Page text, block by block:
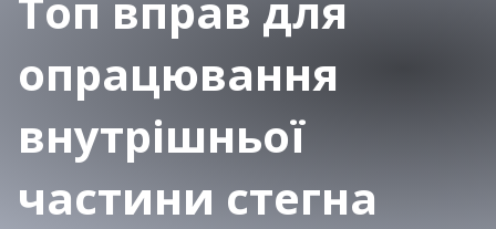
опрацювання
внутрішньої
частини стегна